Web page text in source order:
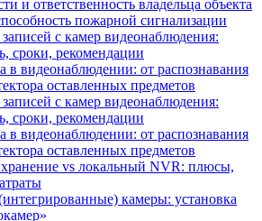
и ответственность владельца объекта
пожарной сигнализации
с камер видеонаблюдения:
сроки, рекомендации
в видеонаблюдении: от распознавания
оставленных предметов
с камер видеонаблюдения:
сроки, рекомендации
в видеонаблюдении: от распознавания
оставленных предметов
vs локальный NVR: плюсы,
камеры: установка